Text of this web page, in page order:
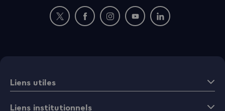
Nouvelle fenêtre : rejoignez-nous sur Twitter
Nouvelle fenêtre : rejoignez-nous sur
Nouvelle fenêtre : rejoignez-nous
Nouvelle fenêtre :
Nouvelle fenêtre :
Liens utiles
Liens institutionnels